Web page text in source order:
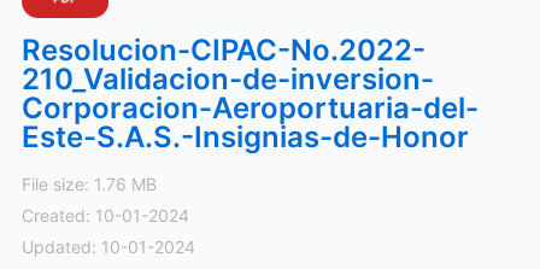
Resolucion-CIPAC-No.2022-
210_Validacion-de-inversion-
Corporacion-Aeroportuaria-del-
Este-S.A.S.-Insignias-de-Honor
File size: 1.76 MB
Created: 10-01-2024
Updated: 10-01-2024